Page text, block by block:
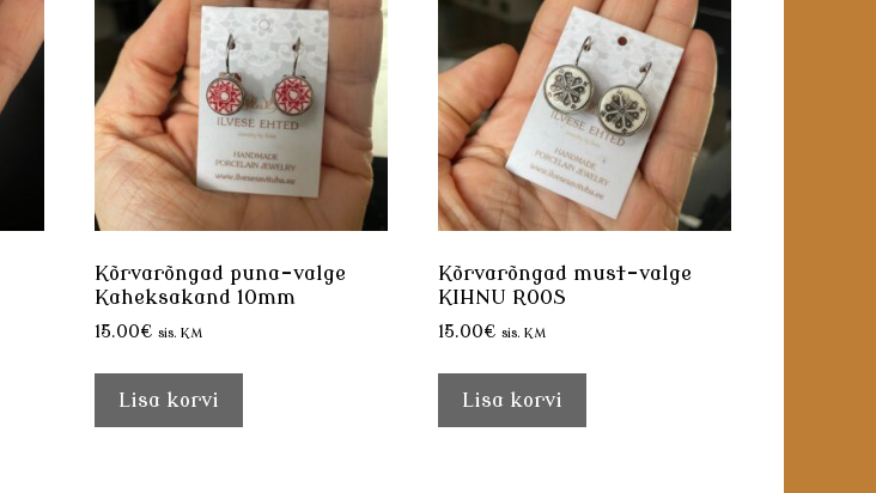
Kõrvarõngad puna-valge
Kaheksakand 10mm
15.00€ sis. KM
Lisa korvi
Kõrvarõngad must-valge
KIHNU ROOS
15.00€ sis. KM
Lisa korvi